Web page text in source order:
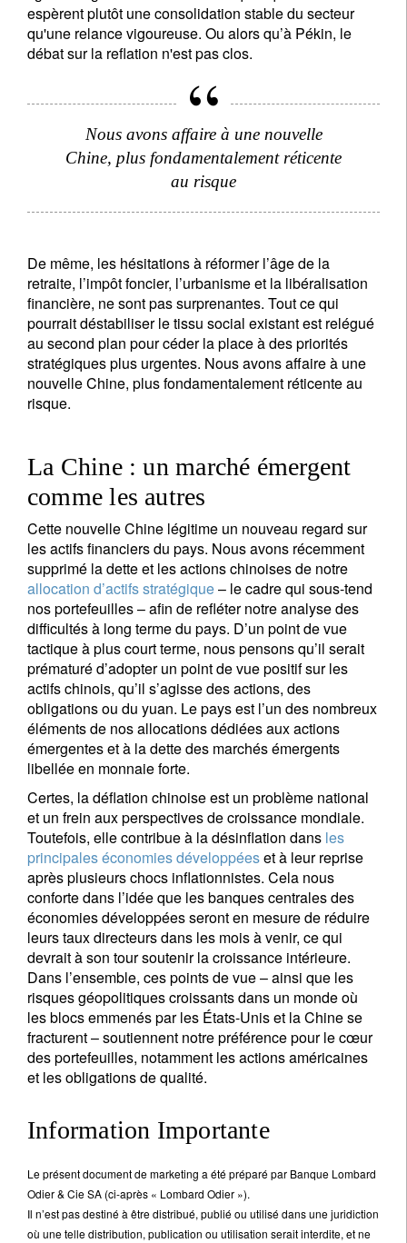
espèrent plutôt une consolidation stable du secteur
qu'une relance vigoureuse. Ou alors qu’à Pékin, le
débat sur la reflation n'est pas clos.
Nous avons affaire à une nouvelle
Chine, plus fondamentalement réticente
au risque
De même, les hésitations à réformer l’âge de la
retraite, l’impôt foncier, l’urbanisme et la libéralisation
financière, ne sont pas surprenantes. Tout ce qui
pourrait déstabiliser le tissu social existant est relégué
au second plan pour céder la place à des priorités
stratégiques plus urgentes. Nous avons affaire à une
nouvelle Chine, plus fondamentalement réticente au
risque.
La Chine : un marché émergent
comme les autres
Cette nouvelle Chine légitime un nouveau regard sur
les actifs financiers du pays. Nous avons récemment
supprimé la dette et les actions chinoises de notre
allocation d’actifs stratégique– le cadre qui sous-tend
nos portefeuilles – afin de refléter notre analyse des
difficultés à long terme du pays. D’un point de vue
tactique à plus court terme, nous pensons qu’il serait
prématuré d’adopter un point de vue positif sur les
actifs chinois, qu’il s’agisse des actions, des
obligations ou du yuan. Le pays est l’un des nombreux
éléments de nos allocations dédiées aux actions
émergentes et à la dette des marchés émergents
libellée en monnaie forte.
Certes, la déflation chinoise est un problème national
et un frein aux perspectives de croissance mondiale.
Toutefois, elle contribue à la désinflation dans les
principales économies développéeset à leur reprise
après plusieurs chocs inflationnistes. Cela nous
conforte dans l’idée que les banques centrales des
économies développées seront en mesure de réduire
leurs taux directeurs dans les mois à venir, ce qui
devrait à son tour soutenir la croissance intérieure.
Dans l’ensemble, ces points de vue – ainsi que les
risques géopolitiques croissants dans un monde où
les blocs emmenés par les États-Unis et la Chine se
fracturent – soutiennent notre préférence pour le cœur
des portefeuilles, notamment les actions américaines
et les obligations de qualité.
Information Importante
Le présent document de marketing a été préparé par Banque Lombard
Odier & Cie SA (ci-après « Lombard Odier »).
Il n’est pas destiné à être distribué, publié ou utilisé dans une juridiction
où une telle distribution, publication ou utilisation serait interdite, et ne